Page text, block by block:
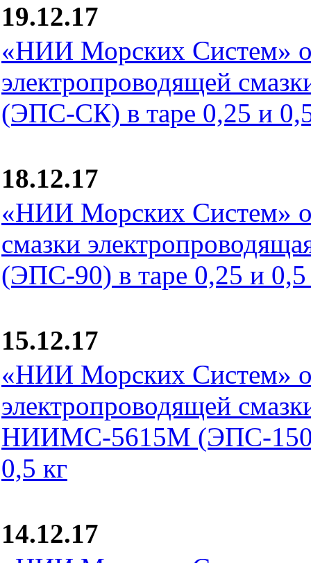
19.12.17
«НИИ Морских Систем»
электропроводящей
(ЭПС-СК) в таре 0,25 и
18.12.17
«НИИ Морских Систем»
смазки
(ЭПС-90) в таре 0,25 и 0,5
15.12.17
«НИИ Морских Систем»
электропроводящей
НИИМС-5615М (ЭПС-
0,5 кг
14.12.17